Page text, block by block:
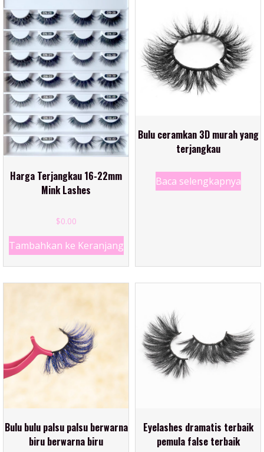
Harga Terjangkau 16-22mm
Mink Lashes
$0.00
Tambahkan ke Keranjang
Bulu ceramkan 3D murah yang
terjangkau
Baca selengkapnya
Bulu bulu palsu palsu berwarna
biru berwarna biru
Eyelashes dramatis terbaik
pemula false terbaik